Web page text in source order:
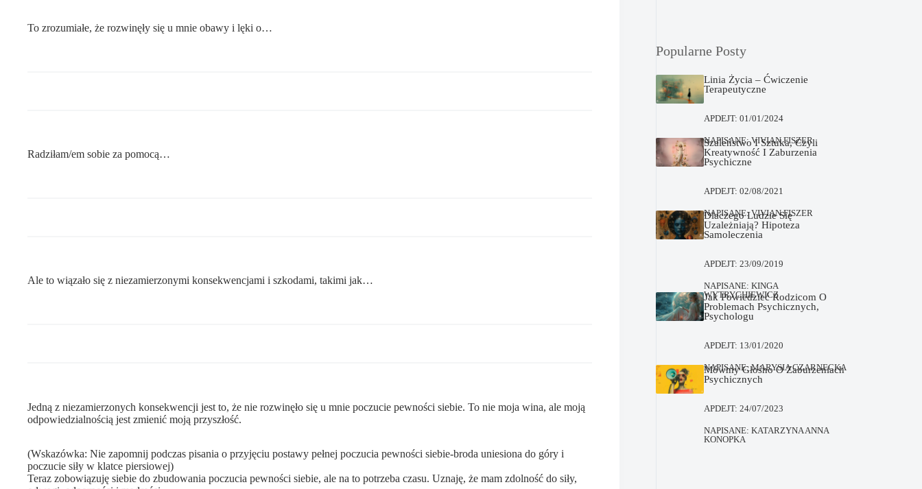
To zrozumiałe, że rozwinęły się u mnie obawy i lęki o…
Radziłam/em sobie za pomocą…
Ale to wiązało się z niezamierzonymi konsekwencjami i szkodami, takimi jak…
Jedną z niezamierzonych konsekwencji jest to, że nie rozwinęło się u mnie poczucie pewności siebie. To nie moja wina, ale moją
odpowiedzialnością jest zmienić moją przyszłość.
(Wskazówka: Nie zapomnij podczas pisania o przyjęciu postawy pełnej poczucia pewności siebie-broda uniesiona do góry i
poczucie siły w klatce piersiowej)
Teraz zobowiązuję siebie do zbudowania poczucia pewności siebie, ale na to potrzeba czasu. Uznaję, że mam zdolność do siły,
Popularne Posty
Linia Życia – Ćwiczenie
Terapeutyczne
APDEJT:01/01/2024
NAPISANE:VIVIAN FISZER
Szaleństwo I Sztuka, Czyli
Kreatywność I Zaburzenia
Psychiczne
APDEJT:02/08/2021
NAPISANE:VIVIAN FISZER
Dlaczego Ludzie Się
Uzależniają? Hipoteza
Samoleczenia
APDEJT:23/09/2019
NAPISANE:KINGA
WYTRYCHIEWICZ
Jak Powiedzieć Rodzicom O
Problemach Psychicznych,
Psychologu
APDEJT: 13/01/2020
NAPISANE:MARYSIA CZARNECKA
Mówmy Głośno O Zaburzeniach
Psychicznych
APDEJT:24/07/2023
NAPISANE:KATARZYNA ANNA
KONOPKA